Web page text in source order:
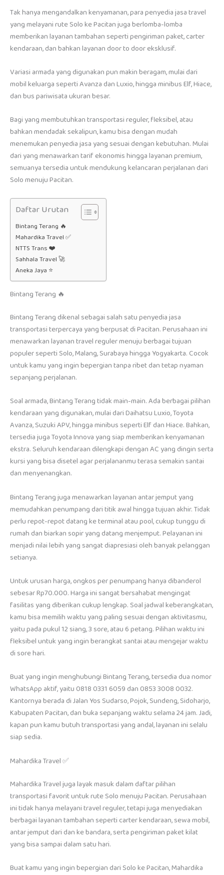
Tak hanya mengandalkan kenyamanan, para penyedia jasa travel
yang melayani rute Solo ke Pacitan juga berlomba-lomba
memberikan layanan tambahan seperti pengiriman paket, carter
kendaraan, dan bahkan layanan door to door eksklusif.
Variasi armada yang digunakan pun makin beragam, mulai dari
mobil keluarga seperti Avanza dan Luxio, hingga minibus Elf, Hiace,
dan bus pariwisata ukuran besar.
Bagi yang membutuhkan transportasi reguler, fleksibel, atau
bahkan mendadak sekalipun, kamu bisa dengan mudah
menemukan penyedia jasa yang sesuai dengan kebutuhan. Mulai
dari yang menawarkan tarif ekonomis hingga layanan premium,
semuanya tersedia untuk mendukung kelancaran perjalanan dari
Solo menuju Pacitan.
Daftar Urutan
Bintang Terang 🔥
Mahardika Travel ✅
NTTS Trans ❤️
Sahhala Travel 🚀
Aneka Jaya ⭐
Bintang Terang 🔥
Bintang Terang dikenal sebagai salah satu penyedia jasa
transportasi terpercaya yang berpusat di Pacitan. Perusahaan ini
menawarkan layanan travel reguler menuju berbagai tujuan
populer seperti Solo, Malang, Surabaya hingga Yogyakarta. Cocok
untuk kamu yang ingin bepergian tanpa ribet dan tetap nyaman
sepanjang perjalanan.
Soal armada, Bintang Terang tidak main-main. Ada berbagai pilihan
kendaraan yang digunakan, mulai dari Daihatsu Luxio, Toyota
Avanza, Suzuki APV, hingga minibus seperti Elf dan Hiace. Bahkan,
tersedia juga Toyota Innova yang siap memberikan kenyamanan
ekstra. Seluruh kendaraan dilengkapi dengan AC yang dingin serta
kursi yang bisa disetel agar perjalananmu terasa semakin santai
dan menyenangkan.
Bintang Terang juga menawarkan layanan antar jemput yang
memudahkan penumpang dari titik awal hingga tujuan akhir. Tidak
perlu repot-repot datang ke terminal atau pool, cukup tunggu di
rumah dan biarkan sopir yang datang menjemput. Pelayanan ini
menjadi nilai lebih yang sangat diapresiasi oleh banyak pelanggan
setianya.
Untuk urusan harga, ongkos per penumpang hanya dibanderol
sebesar Rp70.000. Harga ini sangat bersahabat mengingat
fasilitas yang diberikan cukup lengkap. Soal jadwal keberangkatan,
kamu bisa memilih waktu yang paling sesuai dengan aktivitasmu,
yaitu pada pukul 12 siang, 3 sore, atau 6 petang. Pilihan waktu ini
fleksibel untuk yang ingin berangkat santai atau mengejar waktu
di sore hari.
Buat yang ingin menghubungi Bintang Terang, tersedia dua nomor
WhatsApp aktif, yaitu 0818 0331 6059 dan 0853 3008 0032.
Kantornya berada di Jalan Yos Sudarso, Pojok, Sundeng, Sidoharjo,
Kabupaten Pacitan, dan buka sepanjang waktu selama 24 jam. Jadi,
kapan pun kamu butuh transportasi yang andal, layanan ini selalu
siap sedia.
Mahardika Travel ✅
Mahardika Travel juga layak masuk dalam daftar pilihan
transportasi favorit untuk rute Solo menuju Pacitan. Perusahaan
ini tidak hanya melayani travel reguler, tetapi juga menyediakan
berbagai layanan tambahan seperti carter kendaraan, sewa mobil,
antar jemput dari dan ke bandara, serta pengiriman paket kilat
yang bisa sampai dalam satu hari.
Buat kamu yang ingin bepergian dari Solo ke Pacitan, Mahardika